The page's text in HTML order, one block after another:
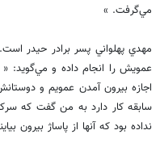
مي‌گرفت. »
مهدي پهلواني پسر برادر حيدر
عمويش را انجام داده و مي‌گويد: «
سابقه كار دارد به من گفت كه
نداده بود كه آنها از پاساژ بيرون